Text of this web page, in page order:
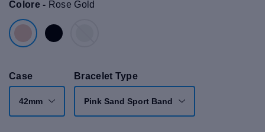
Colore - Rose Gold
Case
42mm
Bracelet Type
Pink Sand Sport Band